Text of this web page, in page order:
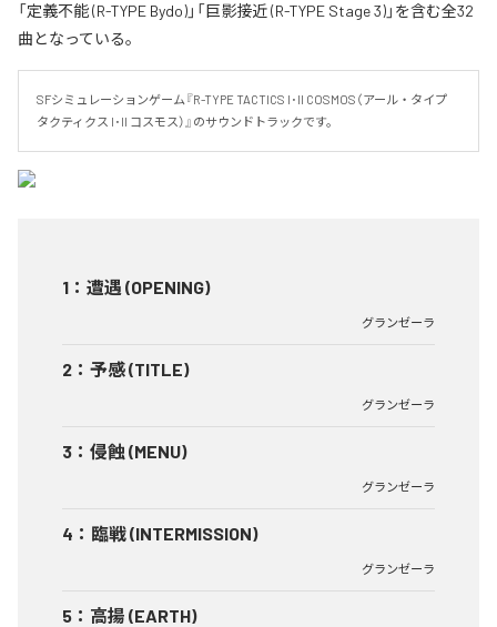
「定義不能 (R-TYPE Bydo)」「巨影接近 (R-TYPE Stage 3)」を含む全32
曲となっている。
SFシミュレーションゲーム『R-TYPE TACTICS I･II COSMOS（アール・タイプ
タクティクス I･II コスモス）』のサウンドトラックです。
1 ： 遭遇 (OPENING)
グランゼーラ
2 ： 予感 (TITLE)
グランゼーラ
3 ： 侵蝕 (MENU)
グランゼーラ
4 ： 臨戦 (INTERMISSION)
グランゼーラ
5 ： 高揚 (EARTH)